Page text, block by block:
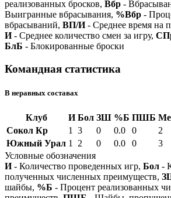
реализованных бросков, Вбр -
Выигранные вбрасывания, %Вбр -
вбрасываний, ВП/И- Среднее время на
И- Среднее количество смен за игру,
БлБ - Блокированные броски
Командная статистика
В неравных составах
Клуб И Бол ЗШ %Б ПШБ
Сокол Кр
1 3 0 0.0 0 2
Южный Урал 1 2 0 0.0 0 3
Условные обозначения
И- Количество проведенных игр, Бол -
полученных численных преимуществ,
шайбы, %Б - Процент реализованных